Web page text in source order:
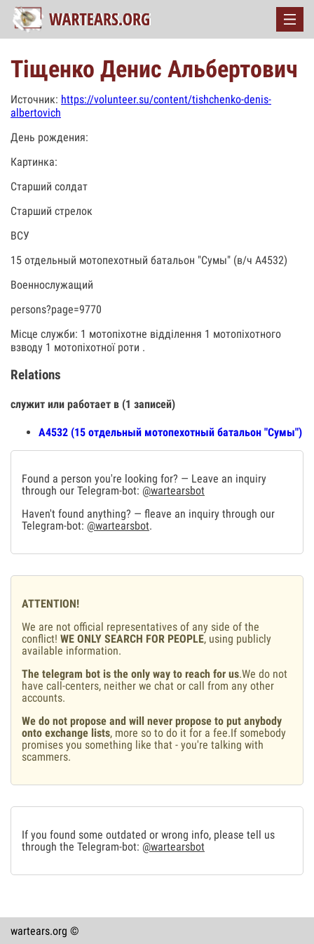
Тіщенко Денис Альбертович
Источник: https://volunteer.su/content/tishchenko-denis-
albertovich
День рождения:
Картинка:
Старший солдат
Старший стрелок
ВСУ
15 отдельный мотопехотный батальон "Сумы" (в/ч А4532)
Военнослужащий
persons?page=9770
Місце служби: 1 мотопіхотне відділення 1 мотопіхотного
взводу 1 мотопіхотної роти .
Relations
служит или работает в (1 записей)
А4532 (15 отдельный мотопехотный батальон "Сумы")
Found a person you're looking for? — Leave an inquiry
through our Telegram-bot: @wartearsbot
Haven't found anything? — fleave an inquiry through our
Telegram-bot: @wartearsbot.
ATTENTION!
We are not official representatives of any side of the
conflict! WE ONLY SEARCH FOR PEOPLE, using publicly
available information.
The telegram bot is the only way to reach for us.We do not
have call-centers, neither we chat or call from any other
accounts.
We do not propose and will never propose to put anybody
onto exchange lists, more so to do it for a fee.If somebody
promises you something like that - you're talking with
scammers.
If you found some outdated or wrong info, please tell us
through the Telegram-bot: @wartearsbot
wartears.org ©